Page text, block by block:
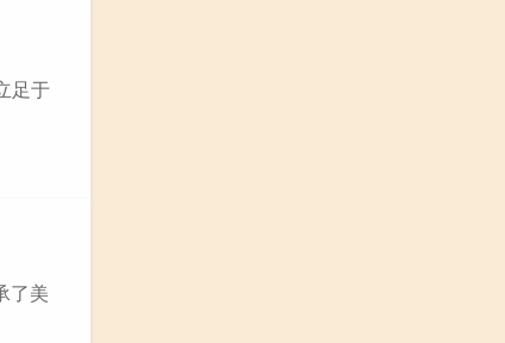
足于
了美